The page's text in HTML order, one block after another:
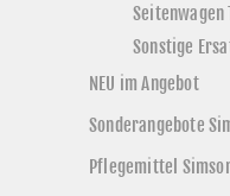
Seitenwagen
Sonstige
NEU im Angebot
Sonderangebote
Pflegemittel